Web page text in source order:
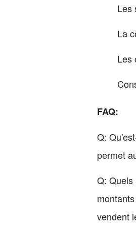
Les
La
Les
FAQ:
Q:
permet
Q: Quels
vendent